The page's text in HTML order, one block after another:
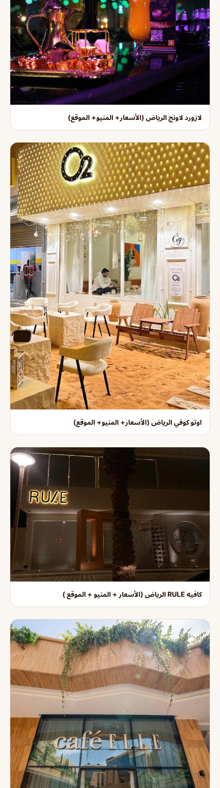
لازورد لاونج الرياض (الأسعار+ المنيو+ الموقع)
اوتو كوفي الرياض (الأسعار+ المنيو+ الموقع)
كافيه RULE الرياض (الأسعار + المنيو + الموقع )